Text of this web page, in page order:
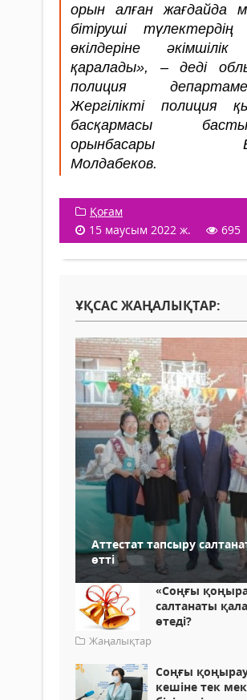
орын алған жағдайда
бітіруші түлектердің
өкілдеріне
қаралады», – деді
полиция
Жергілікті полиция
басқармасы
орынбасары
Молдабеков.
Қоғам
15 маусым 2022 ж.
695
ҰҚСАС ЖАҢАЛЫҚТАР:
Аттестат тапсыру
өтті
«Cоңғы
салтанаты
өтеді?
Жаңалықтар
Соңғы
кешіне тек